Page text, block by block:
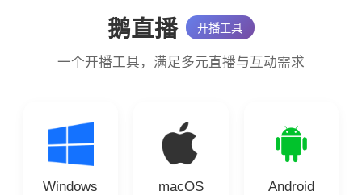
鹅直播 开播工具
一个开播工具，满足多元直播与互动需求
Windows macOS Android